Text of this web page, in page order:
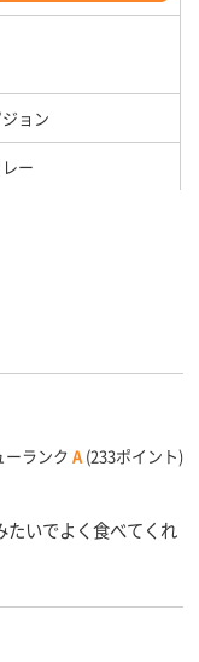
ジョン
ー
ーランク A (233ポイント)
たいでよく食べてくれ